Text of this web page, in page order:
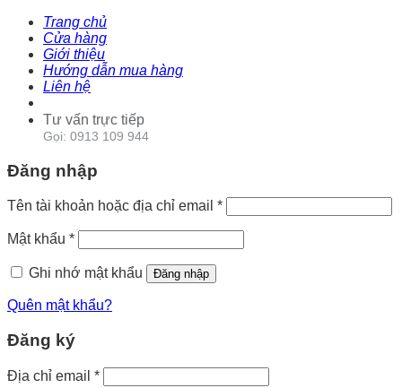
Trang chủ
Cửa hàng
Giới thiệu
Hướng dẫn mua hàng
Liên hệ
Tư vấn trực tiếp
Gọi: 0913 109 944
Đăng nhập
Tên tài khoản hoặc địa chỉ email *
Mật khẩu *
Ghi nhớ mật khẩu Đăng nhập
Quên mật khẩu?
Đăng ký
Địa chỉ email *